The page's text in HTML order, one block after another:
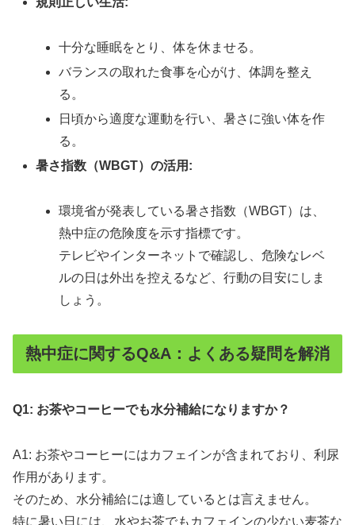
十分な睡眠をとり、体を休ませる。
バランスの取れた食事を心がけ、体調を整え
る。
日頃から適度な運動を行い、暑さに強い体を作
る。
暑さ指数（WBGT）の活用:
環境省が発表している暑さ指数（WBGT）は、
熱中症の危険度を示す指標です。
テレビやインターネットで確認し、危険なレベ
ルの日は外出を控えるなど、行動の目安にしま
しょう。
熱中症に関するQ&A：よくある疑問を解消
Q1: お茶やコーヒーでも水分補給になりますか？
A1: お茶やコーヒーにはカフェインが含まれており、利尿
作用があります。
そのため、水分補給には適しているとは言えません。
特に暑い日には、水やお茶でもカフェインの少ない麦茶な